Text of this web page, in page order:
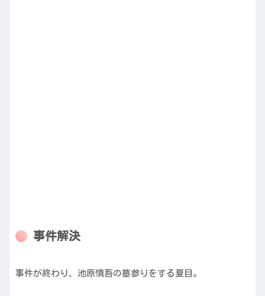
事件解決
事件が終わり、池原慎吾の墓参りをする夏目。